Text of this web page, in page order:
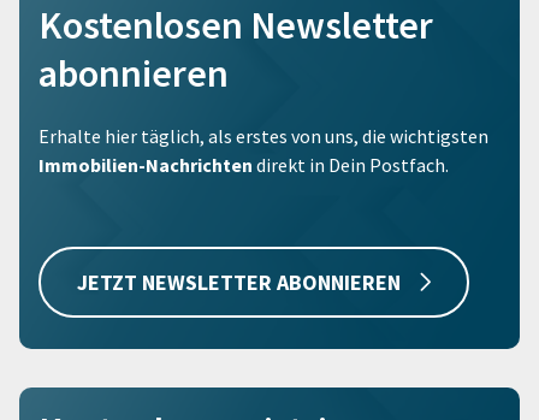
Kostenlosen Newsletter
abonnieren
Erhalte hier täglich, als erstes von uns, die wichtigsten
Immobilien-Nachrichten direkt in Dein Postfach.
JETZT NEWSLETTER ABONNIEREN